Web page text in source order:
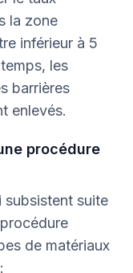
la zone
inférieur à 5
les
barrières
enlevés.
procédure
subsistent suite
de matériaux